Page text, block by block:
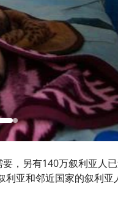
，另有140万叙利亚人
亚和邻近国家的叙利